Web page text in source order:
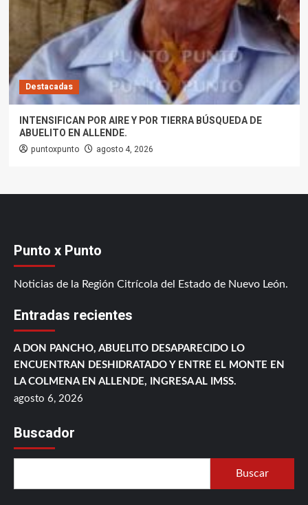
Destacadas
INTENSIFICAN POR AIRE Y POR TIERRA BÚSQUEDA DE
ABUELITO EN ALLENDE.
puntoxpunto agosto 4, 2026
Punto x Punto
Noticias de la Región Citrícola del Estado de Nuevo León.
Entradas recientes
A DON PANCHO, ABUELITO DESAPARECIDO LO
ENCUENTRAN DESHIDRATADO Y ENTRE EL MONTE EN
LA COLMENA EN ALLENDE, INGRESA AL IMSS.
agosto 6, 2026
Buscador
Buscar